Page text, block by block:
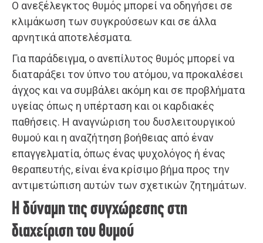
Ο ανεξέλεγκτος θυμός μπορεί να οδηγήσει σε
κλιμάκωση των συγκρούσεων και σε άλλα
αρνητικά αποτελέσματα.
Για παράδειγμα, ο ανεπίλυτος θυμός μπορεί να
διαταράξει τον ύπνο του ατόμου, να προκαλέσει
άγχος και να συμβάλει ακόμη και σε προβλήματα
υγείας όπως η υπέρταση και οι καρδιακές
παθήσεις. Η αναγνώριση του δυσλειτουργικού
θυμού και η αναζήτηση βοήθειας από έναν
επαγγελματία, όπως ένας ψυχολόγος ή ένας
θεραπευτής, είναι ένα κρίσιμο βήμα προς την
αντιμετώπιση αυτών των σχετικών ζητημάτων.
Η δύναμη της συγχώρεσης στη
διαχείριση του θυμού